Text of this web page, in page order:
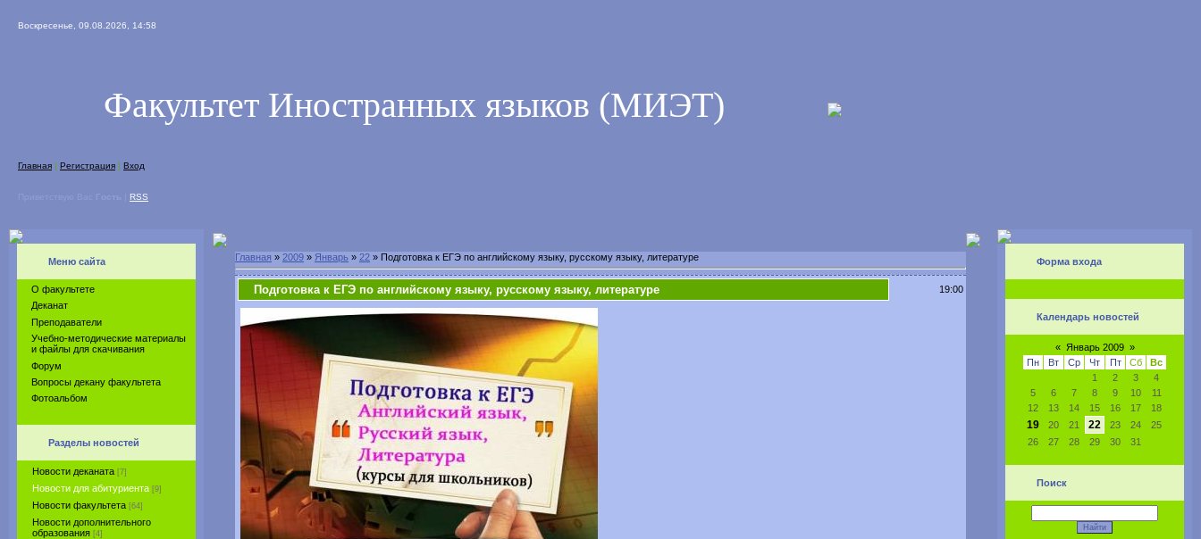
Воскресенье, 09.08.2026, 14:58
Факультет Иностранных языков (МИЭТ)
Главная | Регистрация | Вход
RSS
Меню сайта
О факультете
Деканат
Преподаватели
Учебно-методические материалы
и файлы для скачивания
Форум
Вопросы декану факультета
Фотоальбом
Разделы новостей
Новости деканата [7]
Новости для абитуриента [9]
Новости факультета [64]
Новости дополнительного
образования [4]
Главная » 2009 » Январь » 22 » Подготовка к ЕГЭ по английскому языку, русскому языку, литературе
Подготовка к ЕГЭ по английскому языку, русскому языку, литературе 19:00
Форма входа
Календарь новостей
« Январь 2009 »
Пн
Вт Ср Чт Пт Сб
Вс
1
2 3
4
5
6 7 8 9 10
11
12
13 14 15 16 17 18
19 20 21 22 23 24
25
26
27 28 29 30 31
Поиск